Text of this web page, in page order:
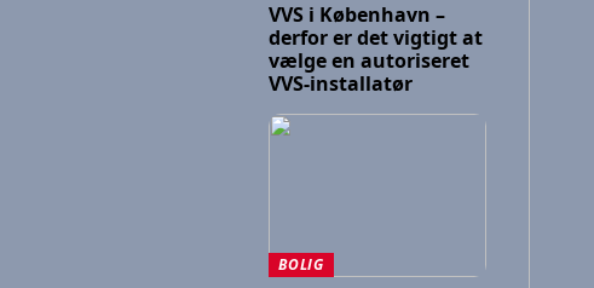
VVS i København –
derfor er det vigtigt at
vælge en autoriseret
VVS-installatør
BOLIG